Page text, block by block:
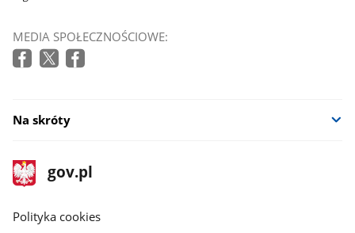
MEDIA SPOŁECZNOŚCIOWE:
Na skróty
stopka
gov.pl
Strona
gov.pl
gov.pl
Polityka cookies